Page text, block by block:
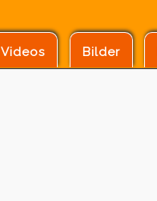
Videos Bilder